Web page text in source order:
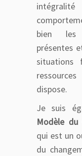
bien les
présentes
situations
dispose.
Je suis
Modèle du
qui est un
du